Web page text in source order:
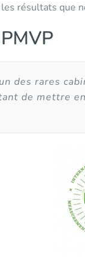
résultats que
des rares
de mettre